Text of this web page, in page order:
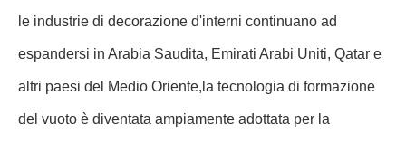
le industrie di decorazione d'interni continuano ad
espandersi in Arabia Saudita, Emirati Arabi Uniti, Qatar e
altri paesi del Medio Oriente,la tecnologia di formazione
del vuoto è diventata ampiamente adottata per la